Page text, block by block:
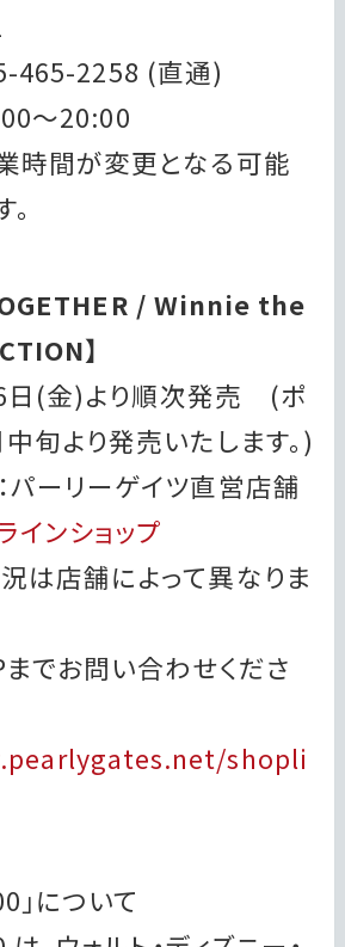
465-2258 (直通)
～20:00
時間が変更となる可能
/ Winnie the
】
日(金)より順次発売 (ポ
旬より発売いたします。)
パーリーゲイツ直営店舗
インショップ
は店舗によって異なりま
でお問い合わせくださ
shopli
」について